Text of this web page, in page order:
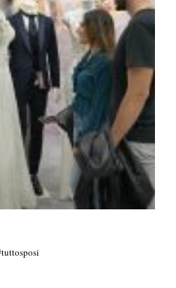
tuttosposi